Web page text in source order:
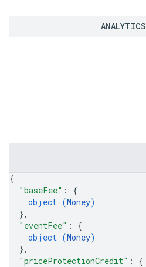
ANALYTICS
{
"baseFee" : {
object (Money)
},
"eventFee" : {
object (Money)
},
"priceProtectionCredit" : {